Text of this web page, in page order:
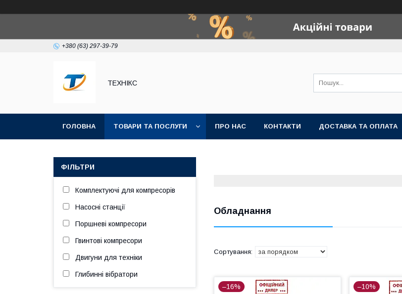
+380 (63) 297-39-79
ТЕХНІКС
ГОЛОВНА ТОВАРИ ТА ПОСЛУГИ ПРО НАС КОНТАКТИ ДОСТАВКА ТА ОПЛАТА
Обладнання
–16% –10%
ФІЛЬТРИ
Комплектуючі для компресорів
Насосні станції
Поршневі компресори
Гвинтові компресори
Двигуни для техніки
Глибинні вібратори